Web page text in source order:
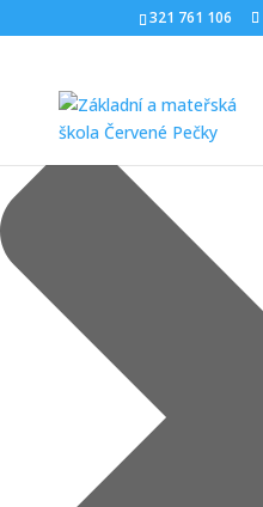
Spravovat Souhlas 321 761 106